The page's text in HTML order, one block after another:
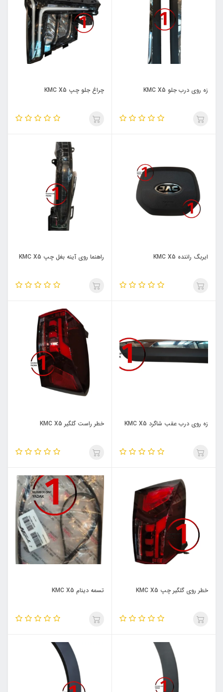
زه روی درب جلو KMC X5 چراغ جلو چپ KMC X5
ایربگ راننده KMC X5 راهنما روی آینه بغل چپ KMC X5
زه روی درب عقب شاگرد KMC X5 خطر راست گلگیر KMC X5
خطر روی گلگیر چپ KMC X5 تسمه دینام KMC X5